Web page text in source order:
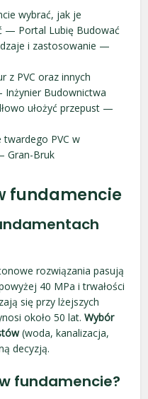
wybrać, jak je
— Portal Lubię Budować
i zastosowanie —
z PVC oraz innych
Budownictwa
ułożyć przepust —
twardego PVC w
Gran-Bruk
fundamencie
rozwiązania pasują
40 MPa i trwałości
się przy lżejszych
około 50 lat.Wybór
(woda, kanalizacja,
decyzją.
fundamencie?